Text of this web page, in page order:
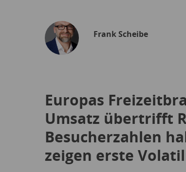
Frank Scheibe
Europas
Umsatz übertrifft
Besucherzahlen
zeigen erste